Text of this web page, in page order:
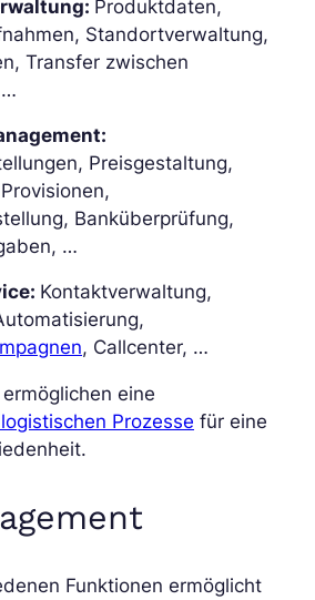
Produktdaten,
Standortverwaltung,
Transfer zwischen
…
Preisgestaltung,
Banküberprüfung,
…
Kontaktverwaltung,
, Callcenter, …
eine
Prozesse für eine
Funktionen ermöglicht